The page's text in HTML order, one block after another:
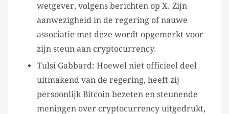
wetgever, volgens berichten op X. Zijn
aanwezigheid in de regering of nauwe
associatie met deze wordt opgemerkt voor
zijn steun aan cryptocurrency.
Tulsi Gabbard: Hoewel niet officieel deel
uitmakend van de regering, heeft zij
persoonlijk Bitcoin bezeten en steunende
meningen over cryptocurrency uitgedrukt,